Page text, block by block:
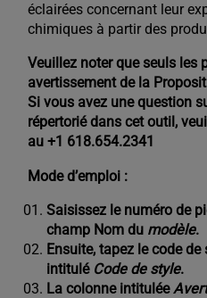
éclairées concernant leur
chimiques à partir des
Veuillez noter que seuls les
avertissement de la
Si vous avez une question
répertorié dans cet outil,
au +1 618.654.2341
Mode d’emploi :
Saisissez le numéro de
champ Nom du modèle.
Ensuite, tapez le code
intitulé Code de style.
La colonne intitulée